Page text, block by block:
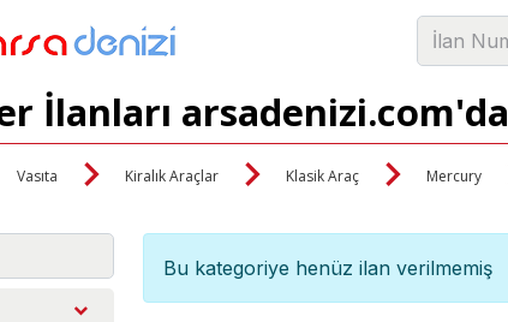
İlanları arsadenizi.com'da
Vasıta Kiralık Araçlar Klasik Araç Mercury
Bu kategoriye henüz ilan verilmemiş